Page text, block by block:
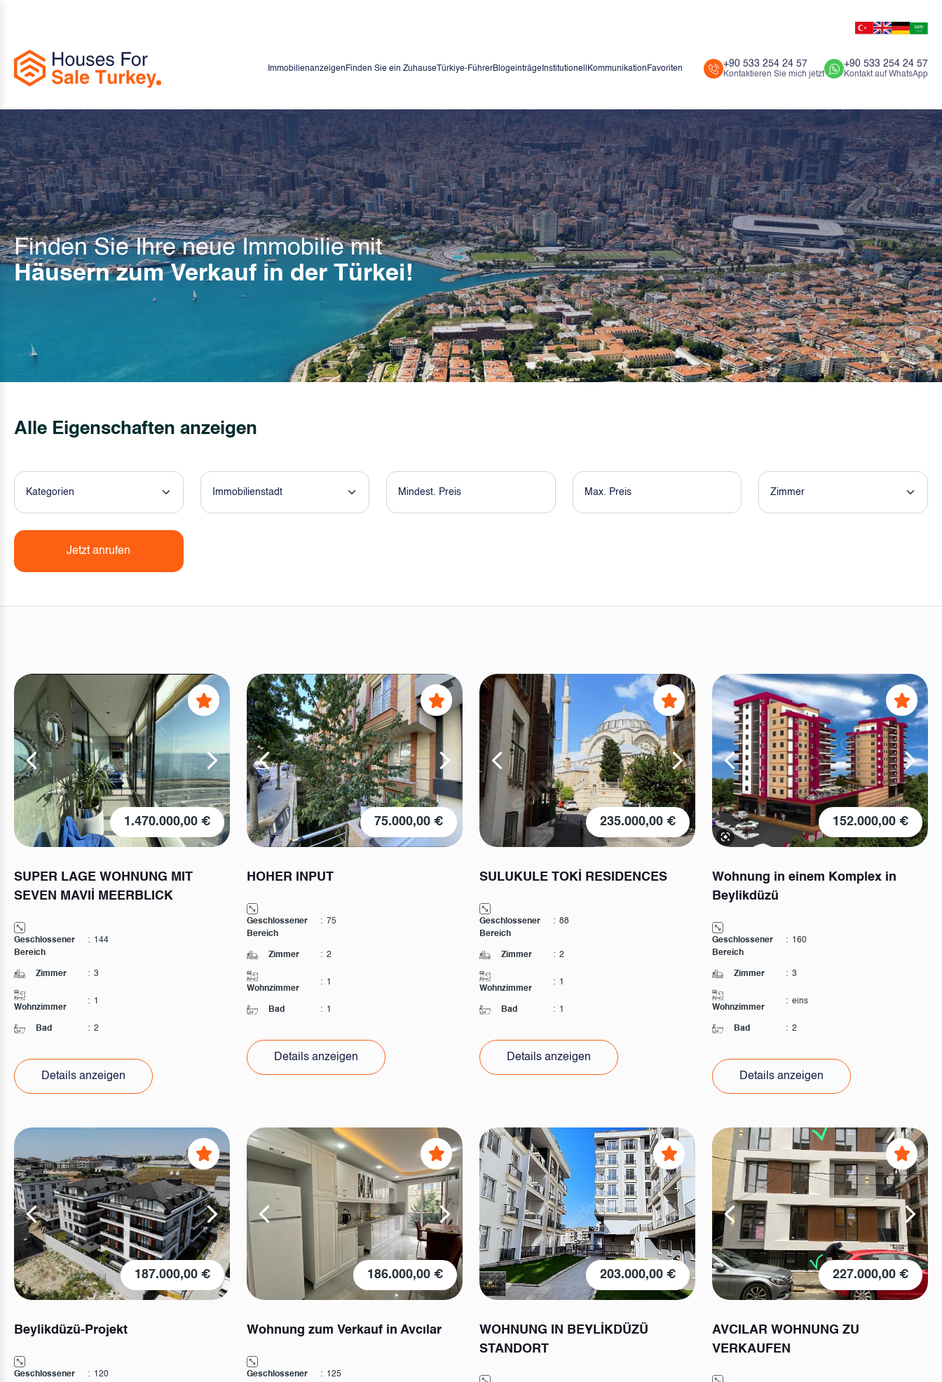
Immobilienanzeigen Finden Sie ein Zuhause Türkiye-FührerBlogeinträge Institutionell Kommunikation Favoriten +90 533 254 24 57
Kontaktieren Sie mich jetzt
+90 533 254 24 57
Kontakt auf WhatsApp
Finden Sie Ihre neue Immobilie mit
Häusern zum Verkauf in der Türkei!
Alle Eigenschaften anzeigen
Kategorien Immobilienstadt Zimmer
Jetzt anrufen
1.470.000,00 €
SUPER LAGE WOHNUNG MIT
SEVEN MAVIİ MEERBLICK
Geschlossener
Bereich
: 144
Zimmer : 3
Wohnzimmer
: 1
Bad : 2
Details anzeigen
75.000,00 €
HOHER INPUT
Geschlossener
Bereich
: 75
Zimmer : 2
Wohnzimmer
: 1
Bad : 1
Details anzeigen
235.000,00 €
SULUKULE TOKİ RESIDENCES
Geschlossener
Bereich
: 88
Zimmer : 2
Wohnzimmer
: 1
Bad : 1
Details anzeigen
152.000,00 €
Wohnung in einem Komplex in
Beylikdüzü
Geschlossener
Bereich
: 160
Zimmer : 3
Wohnzimmer
: eins
Bad : 2
Details anzeigen
187.000,00 €
Beylikdüzü-Projekt
Geschlossener
: 120
186.000,00 €
Wohnung zum Verkauf in Avcılar
Geschlossener
: 125
203.000,00 €
WOHNUNG IN BEYLİKDÜZÜ
STANDORT
227.000,00 €
AVCILAR WOHNUNG ZU
VERKAUFEN